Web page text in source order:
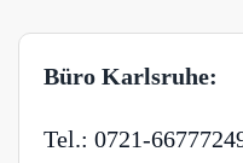
Büro Karlsruhe:
Tel.: 0721-